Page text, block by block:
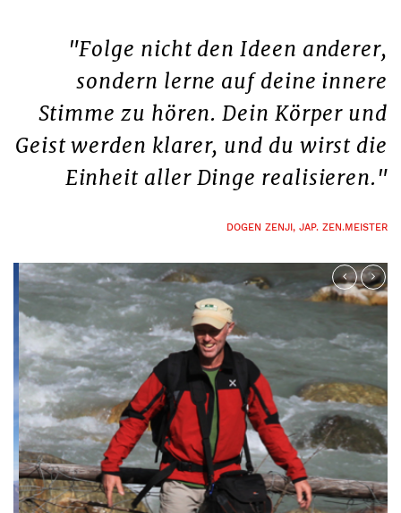
"Folge nicht den Ideen anderer,
sondern lerne auf deine innere
Stimme zu hören. Dein Körper und
Geist werden klarer, und du wirst die
Einheit aller Dinge realisieren."
DOGEN ZENJI, JAP. ZEN.MEISTER